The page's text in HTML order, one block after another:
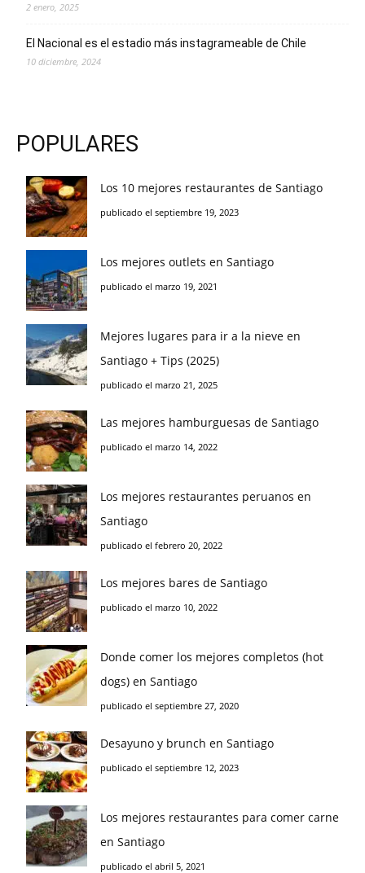
2 enero, 2025
El Nacional es el estadio más instagrameable de Chile
10 diciembre, 2024
POPULARES
Los 10 mejores restaurantes de Santiago
publicado el septiembre 19, 2023
Los mejores outlets en Santiago
publicado el marzo 19, 2021
Mejores lugares para ir a la nieve en
Santiago + Tips (2025)
publicado el marzo 21, 2025
Las mejores hamburguesas de Santiago
publicado el marzo 14, 2022
Los mejores restaurantes peruanos en
Santiago
publicado el febrero 20, 2022
Los mejores bares de Santiago
publicado el marzo 10, 2022
Donde comer los mejores completos (hot
dogs) en Santiago
publicado el septiembre 27, 2020
Desayuno y brunch en Santiago
publicado el septiembre 12, 2023
Los mejores restaurantes para comer carne
en Santiago
publicado el abril 5, 2021